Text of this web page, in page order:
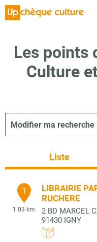
Les points
Culture
Modifier ma recherche
Liste
1
1.03 km
LIBRAIRIE
RUCHERE
2 BD MARCEL
91430 IGNY